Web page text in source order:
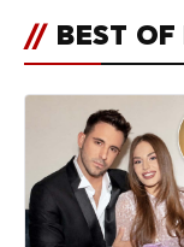
// BEST OF